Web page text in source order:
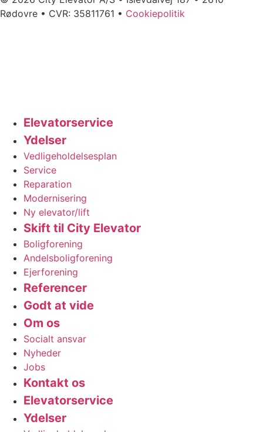
Rødovre • CVR: 35811761 • Cookiepolitik
Elevatorservice
Ydelser
Vedligeholdelsesplan
Service
Reparation
Modernisering
Ny elevator/lift
Skift til City Elevator
Boligforening
Andelsboligforening
Ejerforening
Referencer
Godt at vide
Om os
Socialt ansvar
Nyheder
Jobs
Kontakt os
Elevatorservice
Ydelser